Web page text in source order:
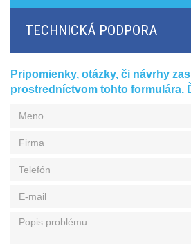
BRI/VOIP
GSM/VOIP
Brány
GSM
Astfin/Asterisk
smerovače,
smerovače
Multiplexery,
prevodníky
rozhraní
TECHNICKÁ PODPORA
Pripomienky, otázky, či návrhy
prostredníctvom tohto formulára.